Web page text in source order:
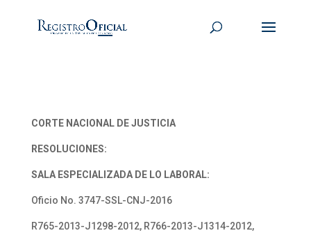
CORTE NACIONAL DE JUSTICIA
RESOLUCIONES:
SALA ESPECIALIZADA DE LO LABORAL:
Oficio No. 3747-SSL-CNJ-2016
R765-2013-J1298-2012, R766-2013-J1314-2012,